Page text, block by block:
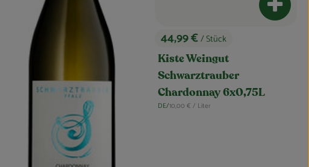
, Preis:
44,99 €/ Stück
Kiste Weingut
Schwarztrauber
Chardonnay 6x0,75L
, Herkunft:
DE/, Referenzpreis:
10,00 € / Liter
Produkt